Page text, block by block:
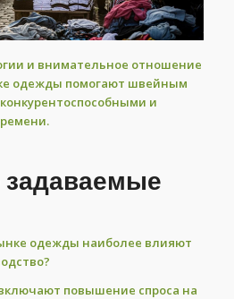
и внимательное отношение
одежды помогают швейным
и
задаваемые
одежды наиболее влияют
повышение спроса на